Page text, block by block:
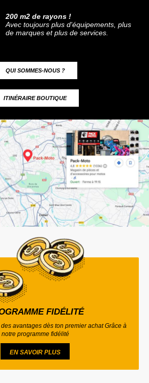
200 m2 de rayons !
Avec toujours plus d'équipements, plus
de marques et plus de services.
QUI SOMMES-NOUS ?
ITINÉRAIRE BOUTIQUE
FIDÉLITÉ
avantages dès ton premier achat Grâce à
notre programme fidélité
EN SAVOIR PLUS